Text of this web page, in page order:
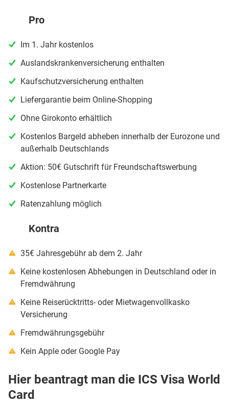
Pro
Im 1. Jahr kostenlos
Auslandskrankenversicherung enthalten
Kaufschutzversicherung enthalten
Liefergarantie beim Online-Shopping
Ohne Girokonto erhältlich
Kostenlos Bargeld abheben innerhalb der Eurozone und
außerhalb Deutschlands
Aktion: 50€ Gutschrift für Freundschaftswerbung
Kostenlose Partnerkarte
Ratenzahlung möglich
Kontra
35€ Jahresgebühr ab dem 2. Jahr
Keine kostenlosen Abhebungen in Deutschland oder in
Fremdwährung
Keine Reiserücktritts- oder Mietwagenvollkasko
Versicherung
Fremdwährungsgebühr
Kein Apple oder Google Pay
Hier beantragt man die ICS Visa World
Card